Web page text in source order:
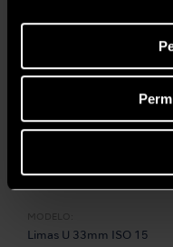
MODELO:
Limas U 33mm ISO 15